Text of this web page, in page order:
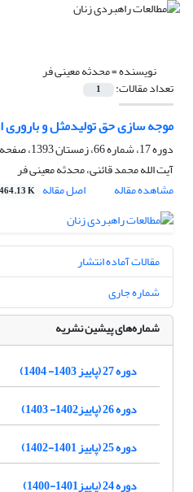
نویسنده =محدثه معینی فر
تعداد مقالات: 1
موجه سازی حق تولیدمثل و باروری
دوره 17، شماره 66، زمستان 1393، صفحه
آیت الله محمد قائنی، محدثه معینی فر
مشاهده مقاله
اصل مقاله 464.13 K
مقالات آماده انتشار
شماره جاری
شماره‌های پیشین نشریه
دوره 27 (پاییز 1403- 1404)
دوره 26 (پاییز1402- 1403)
دوره 25 (پاییز 1401-1402)
دوره 24 (پاییز1401-1400)